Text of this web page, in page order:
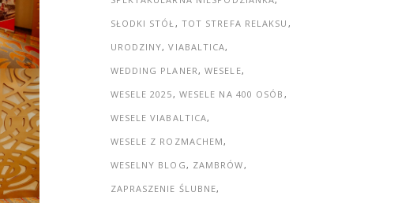
SŁODKI STÓŁ
TOT STREFA RELAKSU
URODZINY
VIABALTICA
WEDDING PLANER
WESELE
WESELE 2025
WESELE NA 400 OSÓB
WESELE VIABALTICA
WESELE Z ROZMACHEM
WESELNY BLOG
ZAMBRÓW
ZAPRASZENIE ŚLUBNE